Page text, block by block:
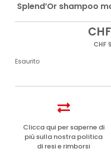
Splend’Or shampoo
CHF
CHF
Esaurito
Clicca qui per saperne di
più sulla nostra politica
di resi e rimborsi